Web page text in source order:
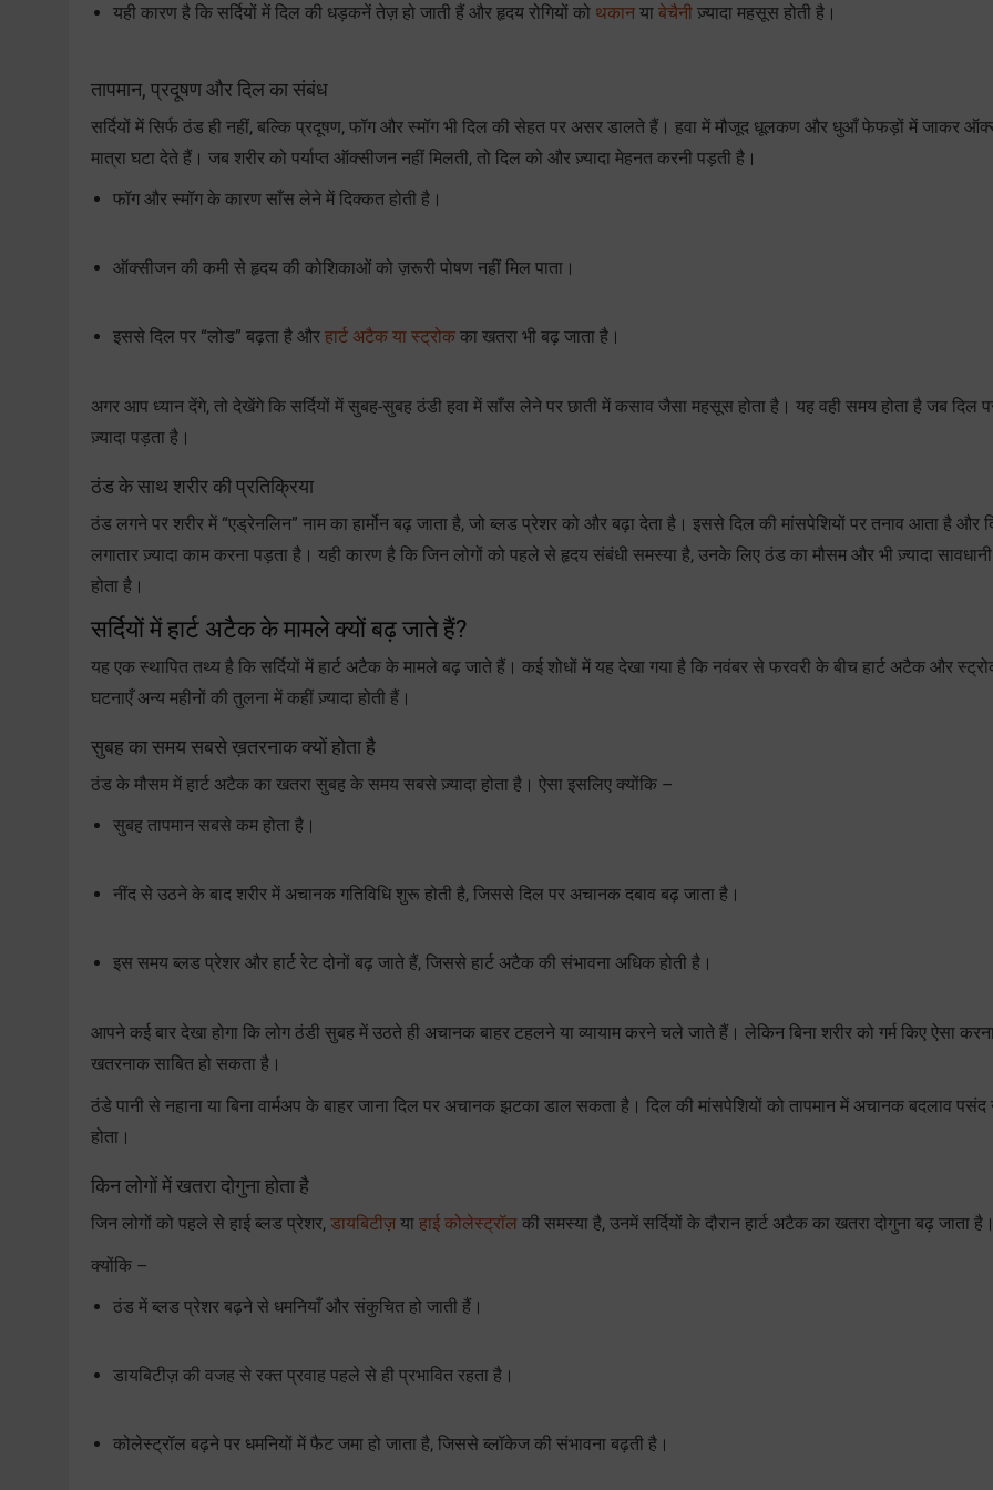
यही कारण है कि सर्दियों में दिल की धड़कनें तेज़ हो जाती हैं और हृदय रोगियों को थकान या बेचैनी ज़्यादा महसूस होती है।
तापमान, प्रदूषण और दिल का संबंध
सर्दियों में सिर्फ ठंड ही नहीं, बल्कि प्रदूषण, फॉग और स्मॉग भी दिल की सेहत पर असर डालते हैं। हवा में मौजूद धूलकण और धुआँ फेफड़ों में जाकर
मात्रा घटा देते हैं। जब शरीर को पर्याप्त ऑक्सीजन नहीं मिलती, तो दिल को और ज़्यादा मेहनत करनी पड़ती है।
फॉग और स्मॉग के कारण साँस लेने में दिक्कत होती है।
ऑक्सीजन की कमी से हृदय की कोशिकाओं को ज़रूरी पोषण नहीं मिल पाता।
इससे दिल पर “लोड” बढ़ता है और हार्ट अटैक या स्ट्रोक का खतरा भी बढ़ जाता है।
अगर आप ध्यान देंगे, तो देखेंगे कि सर्दियों में सुबह-सुबह ठंडी हवा में साँस लेने पर छाती में कसाव जैसा महसूस होता है। यह वही समय होता है जब दिल
ज़्यादा पड़ता है।
ठंड के साथ शरीर की प्रतिक्रिया
ठंड लगने पर शरीर में “एड्रेनलिन” नाम का हार्मोन बढ़ जाता है, जो ब्लड प्रेशर को और बढ़ा देता है। इससे दिल की मांसपेशियों पर तनाव आता है और
लगातार ज़्यादा काम करना पड़ता है। यही कारण है कि जिन लोगों को पहले से हृदय संबंधी समस्या है, उनके लिए ठंड का मौसम और भी ज़्यादा सावधानी
होता है।
सर्दियों में हार्ट अटैक के मामले क्यों बढ़ जाते हैं?
यह एक स्थापित तथ्य है कि सर्दियों में हार्ट अटैक के मामले बढ़ जाते हैं। कई शोधों में यह देखा गया है कि नवंबर से फरवरी के बीच हार्ट अटैक और
घटनाएँ अन्य महीनों की तुलना में कहीं ज़्यादा होती हैं।
सुबह का समय सबसे ख़तरनाक क्यों होता है
ठंड के मौसम में हार्ट अटैक का खतरा सुबह के समय सबसे ज़्यादा होता है। ऐसा इसलिए क्योंकि –
सुबह तापमान सबसे कम होता है।
नींद से उठने के बाद शरीर में अचानक गतिविधि शुरू होती है, जिससे दिल पर अचानक दबाव बढ़ जाता है।
इस समय ब्लड प्रेशर और हार्ट रेट दोनों बढ़ जाते हैं, जिससे हार्ट अटैक की संभावना अधिक होती है।
आपने कई बार देखा होगा कि लोग ठंडी सुबह में उठते ही अचानक बाहर टहलने या व्यायाम करने चले जाते हैं। लेकिन बिना शरीर को गर्म किए ऐसा
खतरनाक साबित हो सकता है।
ठंडे पानी से नहाना या बिना वार्मअप के बाहर जाना दिल पर अचानक झटका डाल सकता है। दिल की मांसपेशियों को तापमान में अचानक बदलाव पसंद
होता।
किन लोगों में खतरा दोगुना होता है
जिन लोगों को पहले से हाई ब्लड प्रेशर, डायबिटीज़ या हाई कोलेस्ट्रॉल की समस्या है, उनमें सर्दियों के दौरान हार्ट अटैक का खतरा दोगुना बढ़ जाता है।
क्योंकि –
ठंड में ब्लड प्रेशर बढ़ने से धमनियाँ और संकुचित हो जाती हैं।
डायबिटीज़ की वजह से रक्त प्रवाह पहले से ही प्रभावित रहता है।
कोलेस्ट्रॉल बढ़ने पर धमनियों में फैट जमा हो जाता है, जिससे ब्लॉकेज की संभावना बढ़ती है।